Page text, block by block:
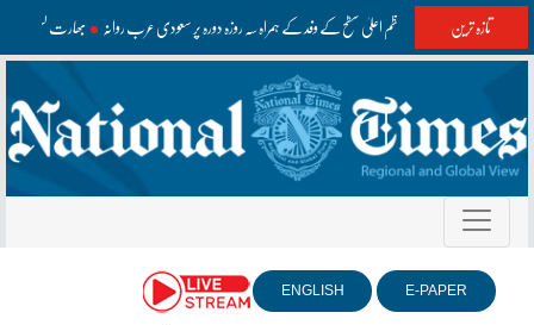
تازہ ترین وزیراعظم اعلیٰ سطح کے وفد کے ہمراہ سہ روزہ دورہ پر سعودی عرب روانہ بھارت کشمیر
E-PAPER
ENGLISH